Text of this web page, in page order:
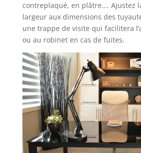
contreplaqué, en plâtre…. Ajustez
largeur aux dimensions des
une trappe de visite qui facilitera
ou au robinet en cas de fuites.